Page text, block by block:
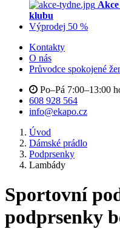
klubu
Výprodej 50 %
Kontakty
O nás
Průvodce spokojené
Po–Pá 7:00–13:00
608 928 564
info@ekapo.cz
Úvod
Dámské prádlo
Podprsenky
Lambády
Sportovní
podprsenky